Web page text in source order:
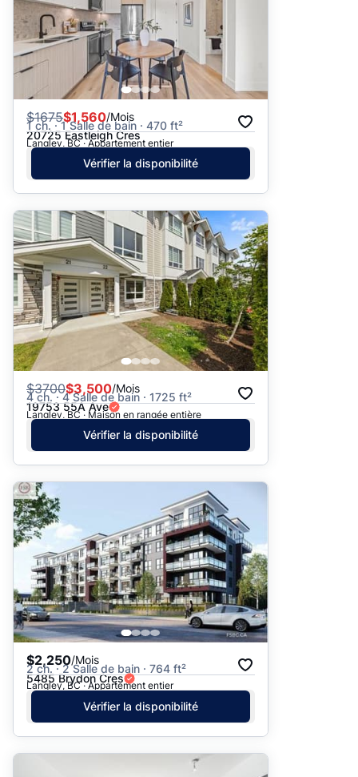
$1675$1,560/Mois
1 ch. · 1 Salle de bain · 470 ft²
20725 Eastleigh Cres
Langley, BC · Appartement entier
Vérifier la disponibilité
$3700$3,500/Mois
4 ch. · 4 Salle de bain · 1725 ft²
19753 55A Ave
Langley, BC · Maison en rangée entière
Vérifier la disponibilité
$2,250/Mois
2 ch. · 2 Salle de bain · 764 ft²
5485 Brydon Cres
Langley, BC · Appartement entier
Vérifier la disponibilité